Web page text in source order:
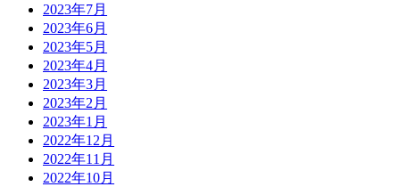
2023年7月
2023年6月
2023年5月
2023年4月
2023年3月
2023年2月
2023年1月
2022年12月
2022年11月
2022年10月